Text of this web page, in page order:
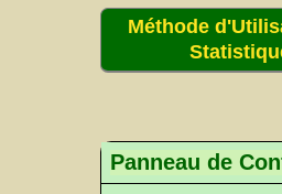
Méthode
Panneau de